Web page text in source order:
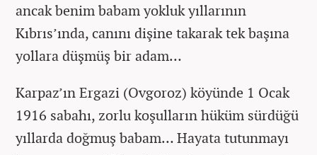
ancak benim babam yokluk yıllarının
Kıbrıs’ında, canını dişine takarak tek başına
yollara düşmüş bir adam…
Karpaz’ın Ergazi (Ovgoroz) köyünde 1 Ocak
1916 sabahı, zorlu koşulların hüküm sürdüğü
yıllarda doğmuş babam… Hayata tutunmayı